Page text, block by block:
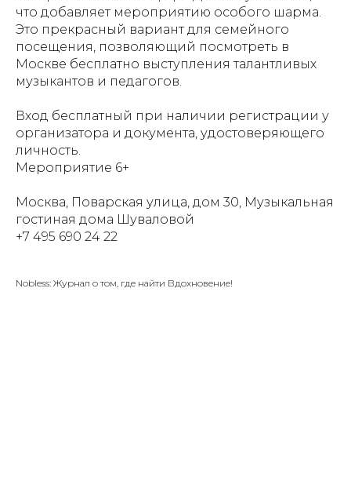
что добавляет мероприятию особого шарма.
Это прекрасный вариант для семейного
посещения, позволяющий посмотреть в
Москве бесплатно выступления талантливых
музыкантов и педагогов.
Вход бесплатный при наличии регистрации у
организатора и документа, удостоверяющего
личность.
Мероприятие 6+
Москва, Поварская улица, дом 30, Музыкальная
гостиная дома Шуваловой
+7 495 690 24 22
Nobless: Журнал о том, где найти Вдохновение!